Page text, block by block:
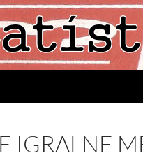
IGRALNE